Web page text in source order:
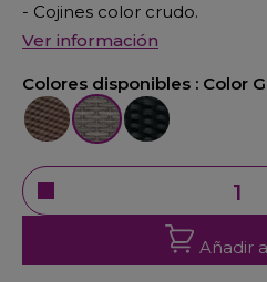
- Cojines color crudo.
Ver información
Colores disponibles : Color
Color Marrón
Color GrisColor negro
Añadir